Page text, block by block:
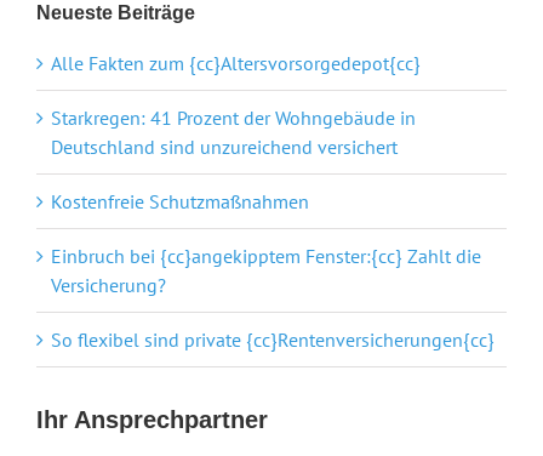
Neueste Beiträge
Alle Fakten zum {cc}Altersvorsorgedepot{cc}
Starkregen: 41 Prozent der Wohngebäude in
Deutschland sind unzureichend versichert
Kostenfreie Schutzmaßnahmen
Einbruch bei {cc}angekipptem Fenster:{cc} Zahlt die
Versicherung?
So flexibel sind private {cc}Rentenversicherungen{cc}
Ihr Ansprechpartner